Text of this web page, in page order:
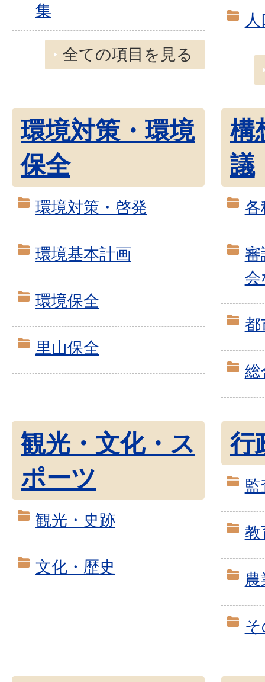
集
全ての項目を見る
環境対策・環境
保全
環境対策・啓発
環境基本計画
環境保全
里山保全
構
議
各
会
都
総
観光・文化・ス
ポーツ
観光・史跡
文化・歴史
行
教